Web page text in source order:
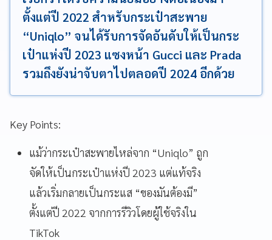
ตั้งแต่ปี 2022 สำหรับกระเป๋าสะพาย
“Uniqlo” จนได้รับการจัดอันดับให้เป็นกระ
เป๋าแห่งปี 2023 แซงหน้า Gucci และ Prada
รวมถึงยังน่าจับตาไปตลอดปี 2024 อีกด้วย
Key Points:
แม้ว่ากระเป๋าสะพายไหล่จาก “Uniqlo” ถูก
จัดให้เป็นกระเป๋าแห่งปี 2023 แต่แท้จริง
แล้วเริ่มกลายเป็นกระแส “ของมันต้องมี”
ตั้งแต่ปี 2022 จากการรีวิวโดยผู้ใช้จริงใน
TikTok